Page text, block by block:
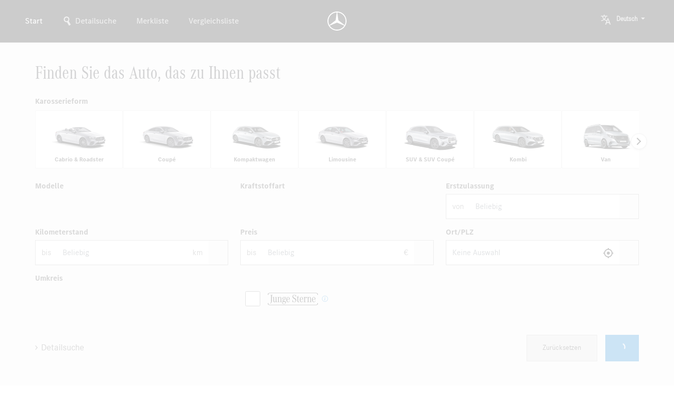
Start Detailsuche Merkliste Vergleichsliste Deutsch
Finden Sie das Auto, das zu Ihnen passt
Karosserieform
Cabrio & Roadster Coupé Kompaktwagen Limousine SUV & SUV Coupé Kombi Van
Modelle Kraftstoffart Erstzulassung
von
Kilometerstand
bis km
Preis
bis €
Ort/PLZ
Umkreis
Detailsuche Zurücksetzen